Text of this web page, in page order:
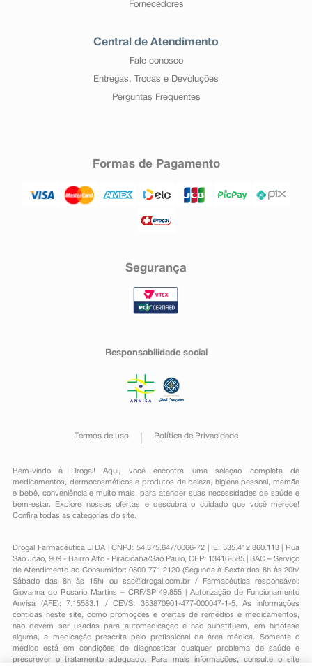
Fornecedores
Central de Atendimento
Fale conosco
Entregas, Trocas e Devoluções
Perguntas Frequentes
Formas de Pagamento
Segurança
Responsabilidade social
Termos de uso Política de Privacidade
Bem-vindo à Drogal! Aqui, você encontra uma seleção completa de
medicamentos , dermocosméticos e produtos de beleza, higiene pessoal ,mamãe
e bebê, conveniênciae muito mais, para atender suas necessidades de saúde e
bem-estar. Explore nossas ofertas e descubra o cuidado que você merece!
Confira todas as categorias do site.
Drogal Farmacêutica LTDA | CNPJ: 54.375.647/0066-72 | IE: 535.412.860.113 | Rua
São João, 909 - Bairro Alto - Piracicaba/São Paulo, CEP: 13416-585 | SAC – Serviço
de Atendimento ao Consumidor: 0800 771 2120 (Segunda à Sexta das 8h às 20h/
Sábado das 8h às 15h) ou sac@drogal.com.br/ Farmacêutica responsável:
Giovanna do Rosario Martins – CRF/SP 49.855 | Autorização de Funcionamento
Anvisa (AFE): 7.15583.1 / CEVS: 353870901-477-000047-1-5. As informações
contidas neste site, como promoções e ofertas de remédios e medicamentos,
não devem ser usadas para automedicação e não substituem, em hipótese
alguma, a medicação prescrita pelo profissional da área médica. Somente o
médico está em condições de diagnosticar qualquer problema de saúde e
prescrever o tratamento adequado. Para mais informações, consulte o site